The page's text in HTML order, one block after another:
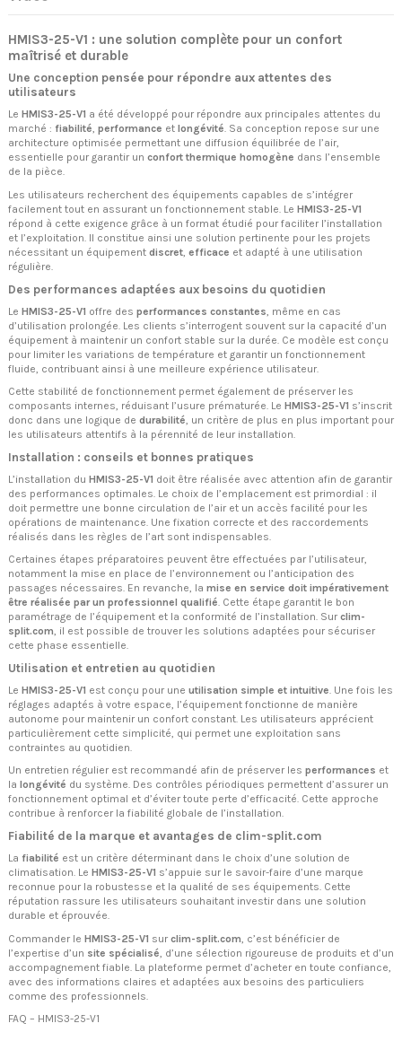
HMIS3-25-V1 : une solution complète pour un confort
maîtrisé et durable
Une conception pensée pour répondre aux attentes des
utilisateurs
Le HMIS3-25-V1 a été développé pour répondre aux principales attentes du
marché : fiabilité, performance et longévité. Sa conception repose sur une
architecture optimisée permettant une diffusion équilibrée de l’air,
essentielle pour garantir un confort thermique homogène dans l’ensemble
de la pièce.
Les utilisateurs recherchent des équipements capables de s’intégrer
facilement tout en assurant un fonctionnement stable. Le HMIS3-25-V1
répond à cette exigence grâce à un format étudié pour faciliter l’installation
et l’exploitation. Il constitue ainsi une solution pertinente pour les projets
nécessitant un équipement discret, efficace et adapté à une utilisation
régulière.
Des performances adaptées aux besoins du quotidien
Le HMIS3-25-V1 offre des performances constantes , même en cas
d’utilisation prolongée. Les clients s’interrogent souvent sur la capacité d’un
équipement à maintenir un confort stable sur la durée. Ce modèle est conçu
pour limiter les variations de température et garantir un fonctionnement
fluide, contribuant ainsi à une meilleure expérience utilisateur.
Cette stabilité de fonctionnement permet également de préserver les
composants internes, réduisant l’usure prématurée. Le HMIS3-25-V1 s’inscrit
donc dans une logique de durabilité, un critère de plus en plus important pour
les utilisateurs attentifs à la pérennité de leur installation.
Installation : conseils et bonnes pratiques
L’installation du HMIS3-25-V1 doit être réalisée avec attention afin de garantir
des performances optimales. Le choix de l’emplacement est primordial : il
doit permettre une bonne circulation de l’air et un accès facilité pour les
opérations de maintenance. Une fixation correcte et des raccordements
réalisés dans les règles de l’art sont indispensables.
Certaines étapes préparatoires peuvent être effectuées par l’utilisateur,
notamment la mise en place de l’environnement ou l’anticipation des
passages nécessaires. En revanche, la mise en service doit impérativement
être réalisée par un professionnel qualifié. Cette étape garantit le bon
paramétrage de l’équipement et la conformité de l’installation. Sur clim-
split.com, il est possible de trouver les solutions adaptées pour sécuriser
cette phase essentielle.
Utilisation et entretien au quotidien
Le HMIS3-25-V1 est conçu pour une utilisation simple et intuitive. Une fois les
réglages adaptés à votre espace, l’équipement fonctionne de manière
autonome pour maintenir un confort constant. Les utilisateurs apprécient
particulièrement cette simplicité, qui permet une exploitation sans
contraintes au quotidien.
Un entretien régulier est recommandé afin de préserver les performances et
la longévité du système. Des contrôles périodiques permettent d’assurer un
fonctionnement optimal et d’éviter toute perte d’efficacité. Cette approche
contribue à renforcer la fiabilité globale de l’installation.
Fiabilité de la marque et avantages de clim-split.com
La fiabilité est un critère déterminant dans le choix d’une solution de
climatisation. Le HMIS3-25-V1 s’appuie sur le savoir-faire d’une marque
reconnue pour la robustesse et la qualité de ses équipements. Cette
réputation rassure les utilisateurs souhaitant investir dans une solution
durable et éprouvée.
Commander le HMIS3-25-V1 sur clim-split.com , c’est bénéficier de
l’expertise d’un site spécialisé , d’une sélection rigoureuse de produits et d’un
accompagnement fiable. La plateforme permet d’acheter en toute confiance,
avec des informations claires et adaptées aux besoins des particuliers
comme des professionnels.
FAQ – HMIS3-25-V1